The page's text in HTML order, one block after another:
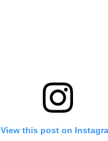
View this post on